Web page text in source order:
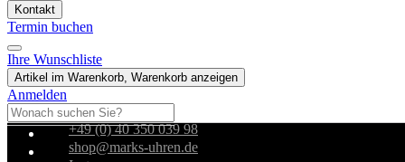
Kontakt
Termin buchen
Ihre Wunschliste
Artikel im Warenkorb, Warenkorb anzeigen
Anmelden
+49 (0) 40 350 039 98
shop@marks-uhren.de